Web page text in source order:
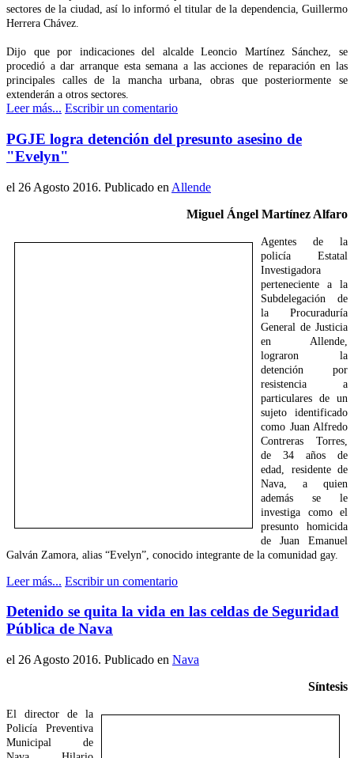
sectores de la ciudad, así lo informó el titular de la dependencia, Guillermo
Herrera Chávez.
Dijo que por indicaciones del alcalde Leoncio Martínez Sánchez, se
procedió a dar arranque esta semana a las acciones de reparación en las
principales calles de la mancha urbana, obras que posteriormente se
extenderán a otros sectores.
Leer más... Escribir un comentario
PGJE logra detención del presunto asesino de
"Evelyn"
el 26 Agosto 2016. Publicado en Allende
Miguel Ángel Martínez Alfaro
Agentes de la
policía Estatal
Investigadora
perteneciente a la
Subdelegación de
la Procuraduría
General de Justicia
en Allende,
lograron la
detención por
resistencia a
particulares de un
sujeto identificado
como Juan Alfredo
Contreras Torres,
de 34 años de
edad, residente de
Nava, a quien
además se le
investiga como el
presunto homicida
de Juan Emanuel
Galván Zamora, alias “Evelyn”, conocido integrante de la comunidad gay.
Leer más... Escribir un comentario
Detenido se quita la vida en las celdas de Seguridad
Pública de Nava
el 26 Agosto 2016. Publicado en Nava
Síntesis
El director de la
Policía Preventiva
Municipal de